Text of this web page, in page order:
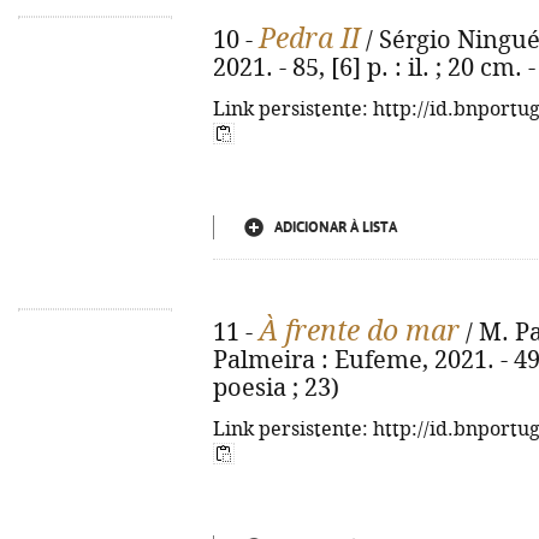
10 -Pedra II / Sérgio
2021. - 85, [6] p. : il. ; 20 cm.
Link persistente: http://
ADICIONAR À LISTA
11 -À frente do mar / M.
Palmeira : Eufeme, 2021. -
poesia ; 23)
Link persistente: http://